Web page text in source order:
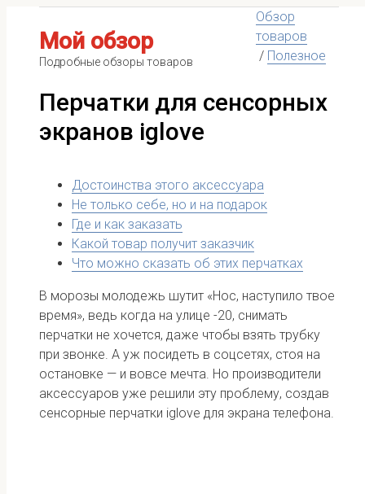
Мой обзор
Подробные обзоры товаров
Обзор
товаров
/ Полезное
Перчатки для сенсорных
экранов iglove
Достоинства этого аксессуара
Не только себе, но и на подарок
Где и как заказать
Какой товар получит заказчик
Что можно сказать об этих перчатках
В морозы молодежь шутит «Нос, наступило твое
время», ведь когда на улице -20, снимать
перчатки не хочется, даже чтобы взять трубку
при звонке. А уж посидеть в соцсетях, стоя на
остановке — и вовсе мечта. Но производители
аксессуаров уже решили эту проблему, создав
сенсорные перчатки iglove для экрана телефона.